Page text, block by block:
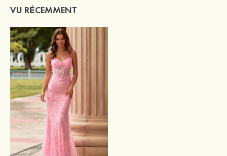
VU RÉCEMMENT